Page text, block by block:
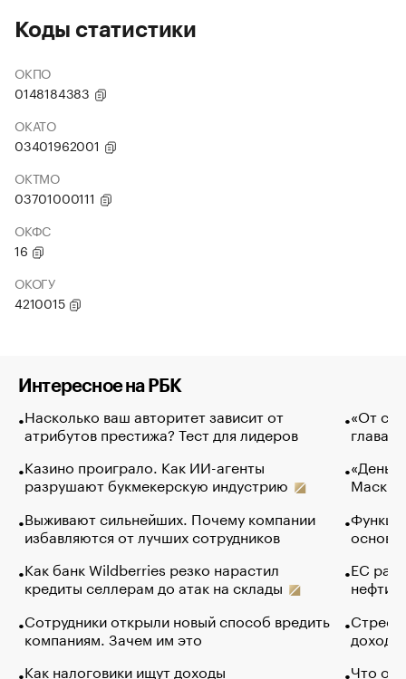
Коды статистики
ОКПО
0148184383
ОКАТО
03401962001
ОКТМО
03701000111
ОКФС
16
ОКОГУ
4210015
Интересное на РБК
Насколько ваш авторитет зависит от
атрибутов престижа? Тест для лидеров
Казино проиграло. Как ИИ-агенты
разрушают букмекерскую индустрию
Выживают сильнейших. Почему компании
избавляются от лучших сотрудников
Как банк Wildberries резко нарастил
кредиты селлерам до атак на склады
Сотрудники открыли новый способ вредить
компаниям. Зачем им это
Как налоговики ищут доходы
«От
глава
Маск в
основ
ЕС
нефти
Что